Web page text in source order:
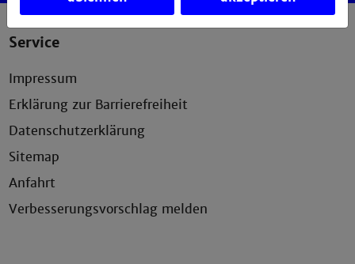
Service
Impressum
Erklärung zur Barrierefreiheit
Datenschutzerklärung
Sitemap
Anfahrt
Verbesserungsvorschlag melden